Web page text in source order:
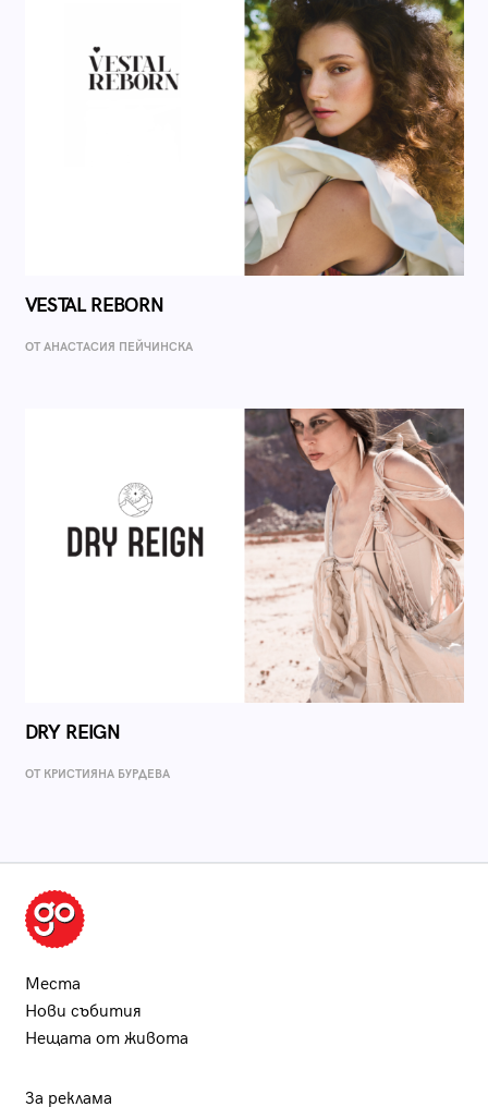
VESTAL REBORN
ОТ AНАСТАСИЯ ПЕЙЧИНСКА
DRY REIGN
ОТ КРИСТИЯНА БУРДЕВА
Места
Нови събития
Нещата от живота
За реклама